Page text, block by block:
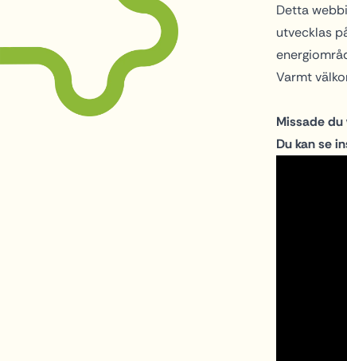
Detta
utvecklas
Varmt
Missade
Du kan se